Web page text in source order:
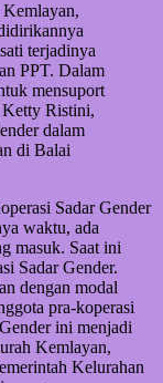
terjadinya
PPT. Dalam
mensuport
Ketty Ristini,
dalam
di Balai
Sadar Gender
waktu, ada
masuk. Saat ini
Sadar Gender.
dengan modal
pra-koperasi
ini menjadi
Kemlayan,
Kelurahan